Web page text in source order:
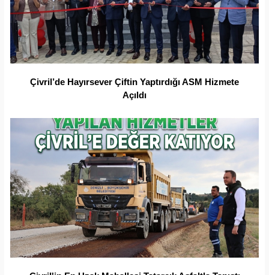
Çivril’de Hayırsever Çiftin Yaptırdığı ASM Hizmete
Açıldı